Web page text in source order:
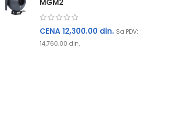
MGM2
CENA12,300.00 din. Sa PDV:
14,760.00 din.